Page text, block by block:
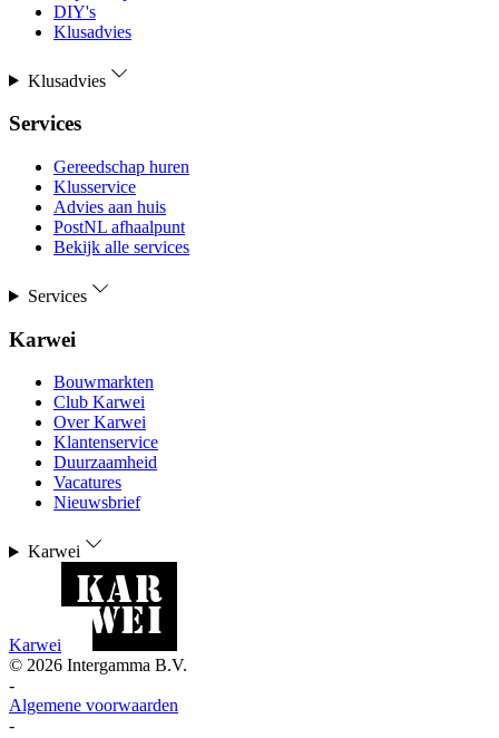
DIY's
Klusadvies
Klusadvies
Services
Gereedschap huren
Klusservice
Advies aan huis
PostNL afhaalpunt
Bekijk alle services
Services
Karwei
Bouwmarkten
Club Karwei
Over Karwei
Klantenservice
Duurzaamheid
Vacatures
Nieuwsbrief
Karwei
Karwei
© 2026 Intergamma B.V.
-
Algemene voorwaarden
-